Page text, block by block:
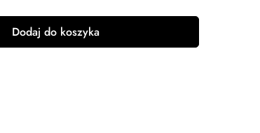
Dodaj do koszyka